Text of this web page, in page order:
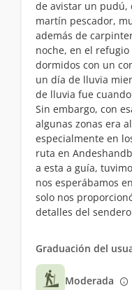
de avistar un pudú,
martín pescador,
además de
noche, en el
dormidos con un
un día de lluvia
de lluvia fue
Sin embargo, con
algunas zonas era
especialmente en
ruta en
a esta a guía,
nos esperábamos
solo nos
detalles del sendero
Graduación del
Moderada